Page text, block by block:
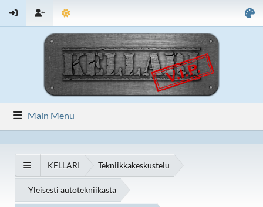
Main Menu
KELLARI Tekniikkakeskustelu
Yleisesti autotekniikasta